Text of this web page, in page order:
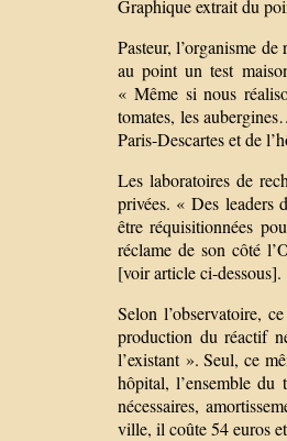
Graphique extrait du
Pasteur, l’organisme
au point un test
« Même si nous
tomates, les
Paris-Descartes et de
Les laboratoires de
privées. « Des leaders
être réquisitionnées
réclame de son côté
[voir article ci-dessous].
Selon l’observatoire,
production du réactif
l’existant ». Seul, ce
hôpital, l’ensemble du
nécessaires,
ville, il coûte 54 euros